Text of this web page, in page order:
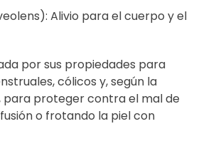
Alivio para el cuerpo y el
por sus propiedades para
cólicos y, según la
para proteger contra el mal de
o frotando la piel con